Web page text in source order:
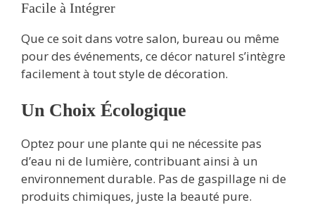
Facile à Intégrer
Que ce soit dans votre salon, bureau ou même
pour des événements, ce décor naturel s’intègre
facilement à tout style de décoration.
Un Choix Écologique
Optez pour une plante qui ne nécessite pas
d’eau ni de lumière, contribuant ainsi à un
environnement durable. Pas de gaspillage ni de
produits chimiques, juste la beauté pure.